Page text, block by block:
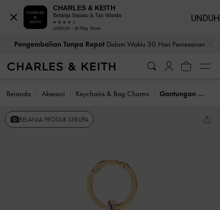
Pengembalian Tanpa RepotDalam Waktu 30 Hari Pemesanan
Beranda Aksesori Keychains & Bag Charms Gantungan Tas Knotted-Flower
BELANJA PRODUK SERUPA
CHARLES & KEITH
Belanja Sepatu & Tas Wanita
UNDUH - di Play Store
UNDUH